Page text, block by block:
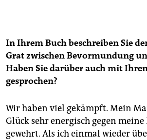
In Ihrem Buch beschreiben Sie
Grat zwischen Bevormundung
Haben Sie darüber auch mit
gesprochen?
Wir haben viel gekämpft. Mein
Glück sehr energisch gegen
gewehrt. Als ich einmal wieder